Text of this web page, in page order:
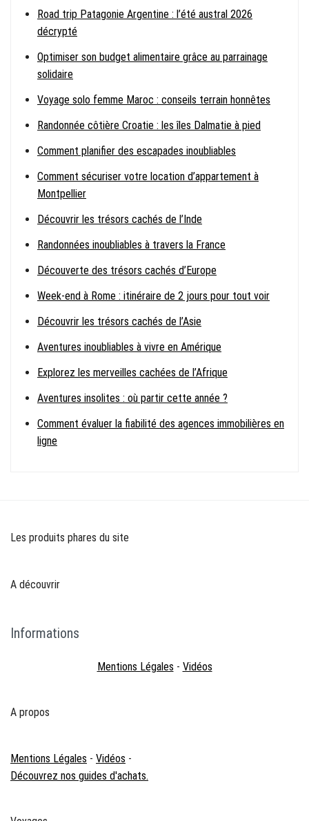
Road trip Patagonie Argentine : l’été austral 2026
décrypté
Optimiser son budget alimentaire grâce au parrainage
solidaire
Voyage solo femme Maroc : conseils terrain honnêtes
Randonnée côtière Croatie : les îles Dalmatie à pied
Comment planifier des escapades inoubliables
Comment sécuriser votre location d’appartement à
Montpellier
Découvrir les trésors cachés de l’Inde
Randonnées inoubliables à travers la France
Découverte des trésors cachés d’Europe
Week-end à Rome : itinéraire de 2 jours pour tout voir
Découvrir les trésors cachés de l’Asie
Aventures inoubliables à vivre en Amérique
Explorez les merveilles cachées de l’Afrique
Aventures insolites : où partir cette année ?
Comment évaluer la fiabilité des agences immobilières en
ligne
Les produits phares du site
A découvrir
Informations
Mentions Légales - Vidéos
A propos
Mentions Légales - Vidéos -
Découvrez nos guides d'achats.